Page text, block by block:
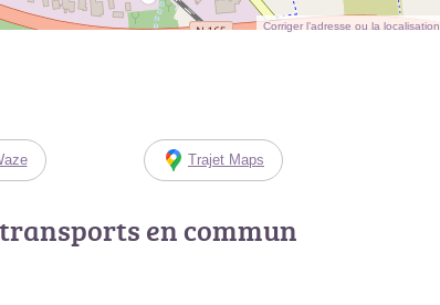
Corriger l’adresse ou la localisation
Trajet Maps
en commun